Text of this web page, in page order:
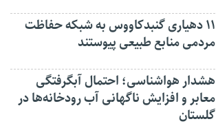
۱۱ دهیاری گنبدکاووس به شبکه حفاظت
مردمی منابع طبیعی پیوستند
هشدار هواشناسی؛ احتمال آبگرفتگی
معابر و افزایش ناگهانی آب رودخانه‌ها در
گلستان